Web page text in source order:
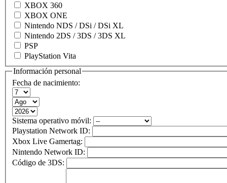
XBOX 360
XBOX ONE
Nintendo NDS / DSi / DSi XL
Nintendo 2DS / 3DS / 3DS XL
PSP
PlayStation Vita
Información personal
Fecha de nacimiento:
Sistema operativo móvil:
Playstation Network ID:
Xbox Live Gamertag:
Nintendo Network ID:
Código de 3DS: